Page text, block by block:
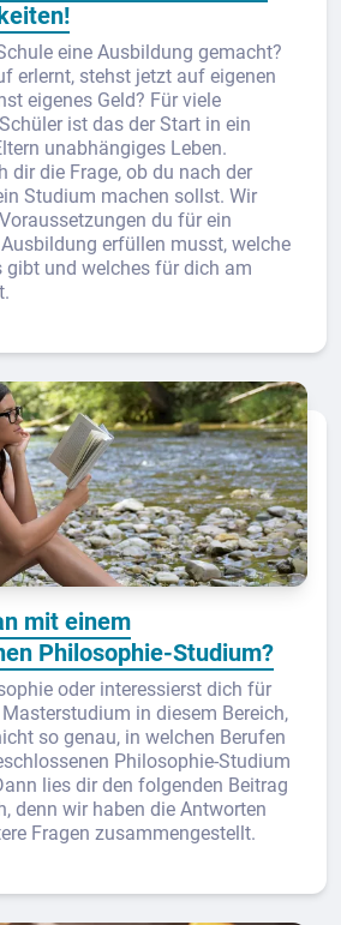
eine Ausbildung gemacht?
erlernt, stehst jetzt auf eigenen
eigenes Geld? Für viele
ist das der Start in ein
unabhängiges Leben.
dir die Frage, ob du nach der
Studium machen sollst. Wir
du für ein
erfüllen musst, welche
gibt und welches für dich am
mit einem
Philosophie-Studium?
oder interessierst dich für
in diesem Bereich,
so genau, in welchen Berufen
Philosophie-Studium
lies dir den folgenden Beitrag
denn wir haben die Antworten
Fragen zusammengestellt.